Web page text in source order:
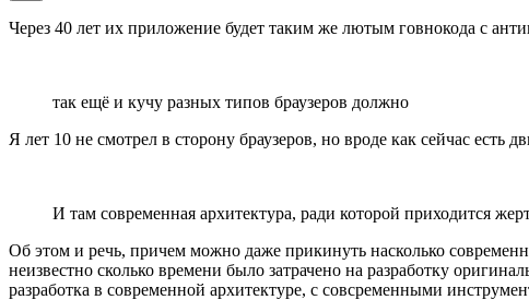
Через 40 лет их приложение будет таким же лютым говнокода с
так ещё и кучу разных типов браузеров должно
Я лет 10 не смотрел в сторону браузеров, но вроде как сейчас
И там современная архитектура, ради которой приходится
Об этом и речь, причем можно даже прикинуть насколько
неизвестно сколько времени было затрачено на разработку
разработка в современной архитектуре, с совсременными